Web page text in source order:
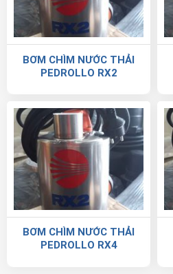
BƠM CHÌM NƯỚC THẢI
PEDROLLO RX2
BƠM CHÌM NƯỚC THẢI
PEDROLLO RX4